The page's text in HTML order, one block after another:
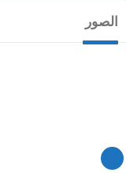
الصور